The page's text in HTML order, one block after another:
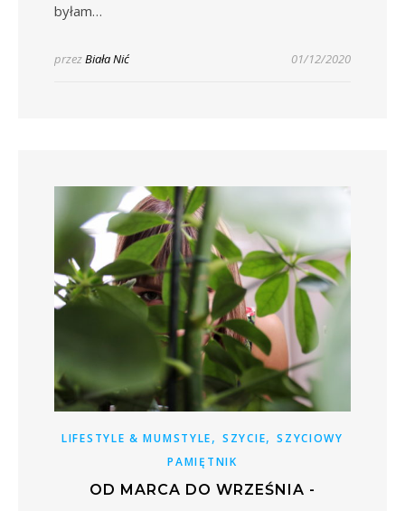
byłam…
przezBiała Nić 01/12/2020
LIFESTYLE & MUMSTYLE,SZYCIE,SZYCIOWY
PAMIĘTNIK
OD MARCA DO WRZEŚNIA -